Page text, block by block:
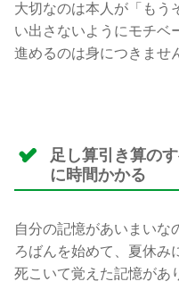
大切なのは本人が「もう
い出さないようにモチベ
進めるのは身につきませ
足し算引き算の
に時間かかる
自分の記憶があいまいな
ろばんを始めて、夏休み
死こいて覚えた記憶があ